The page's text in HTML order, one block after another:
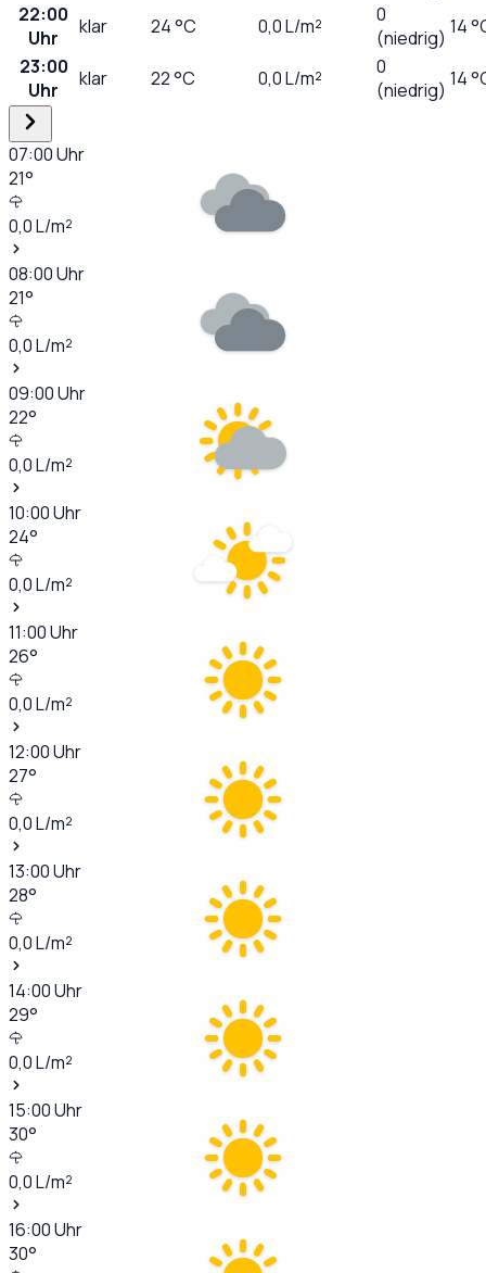
22:00
Uhr
klar 24°C 0,0L/m²
0
(niedrig) 14
23:00
Uhr
klar 22°C 0,0L/m²
0
(niedrig) 14
07:00Uhr
21°
0,0L/m²
08:00Uhr
21°
0,0L/m²
09:00Uhr
22°
0,0L/m²
10:00Uhr
24°
0,0L/m²
11:00Uhr
26°
0,0L/m²
12:00Uhr
27°
0,0L/m²
13:00Uhr
28°
0,0L/m²
14:00Uhr
29°
0,0L/m²
15:00Uhr
30°
0,0L/m²
16:00Uhr
30°